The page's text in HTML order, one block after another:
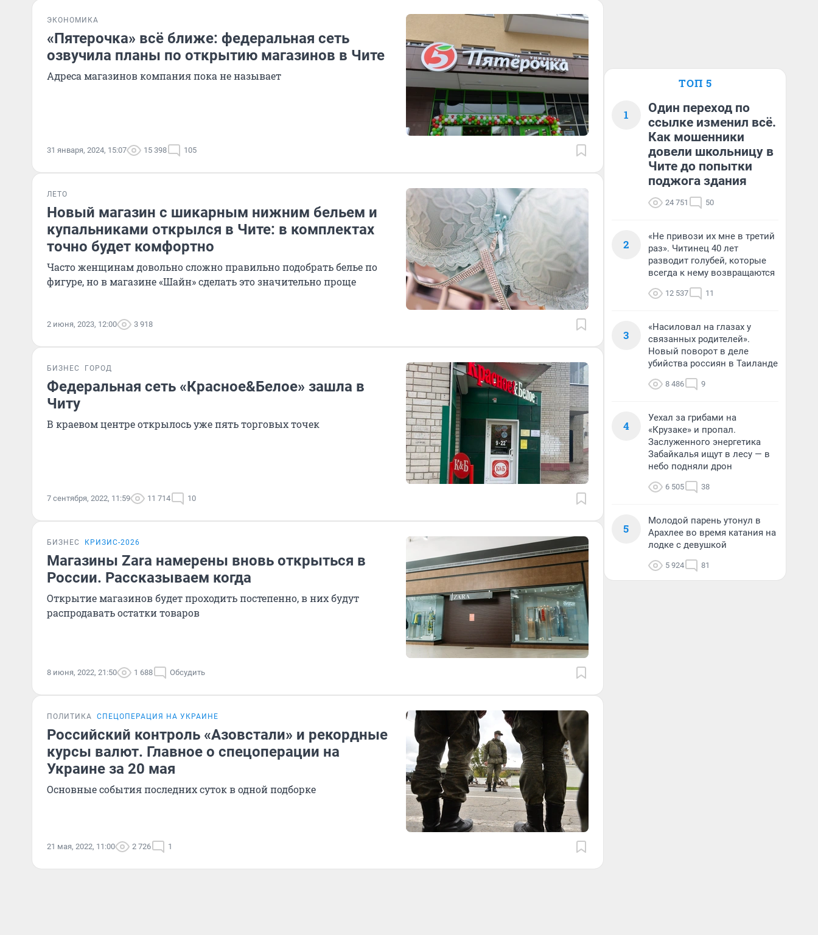
ЭКОНОМИКА
«Пятерочка» всё ближе: федеральная сеть
озвучила планы по открытию магазинов в Чите
Адреса магазинов компания пока не называет
31 января, 2024, 15:07 15 398 105
ЛЕТО
Новый магазин с шикарным нижним бельем и
купальниками открылся в Чите: в комплектах
точно будет комфортно
Часто женщинам довольно сложно правильно подобрать белье по
фигуре, но в магазине «Шайн» сделать это значительно проще
2 июня, 2023, 12:00 3 918
БИЗНЕС ГОРОД
Федеральная сеть «Красное&Белое» зашла в
Читу
В краевом центре открылось уже пять торговых точек
7 сентября, 2022, 11:59 11 714 10
БИЗНЕС КРИЗИС-2026
Магазины Zara намерены вновь открыться в
России. Рассказываем когда
Открытие магазинов будет проходить постепенно, в них будут
распродавать остатки товаров
8 июня, 2022, 21:50 1 688 Обсудить
ПОЛИТИКА СПЕЦОПЕРАЦИЯ НА УКРАИНЕ
Российский контроль «Азовстали» и рекордные
курсы валют. Главное о спецоперации на
Украине за 20 мая
Основные события последних суток в одной подборке
21 мая, 2022, 11:00 2 726 1
ТОП 5
1
Один переход по
ссылке изменил всё.
Как мошенники
довели школьницу в
Чите до попытки
поджога здания
24 751 50
2
«Не привози их мне в третий
раз». Читинец 40 лет
разводит голубей, которые
всегда к нему возвращаются
12 537 11
3
«Насиловал на глазах у
связанных родителей».
Новый поворот в деле
убийства россиян в Таиланде
8 486 9
4
Уехал за грибами на
«Крузаке» и пропал.
Заслуженного энергетика
Забайкалья ищут в лесу — в
небо подняли дрон
6 505 38
5
Молодой парень утонул в
Арахлее во время катания на
лодке с девушкой
5 924 81